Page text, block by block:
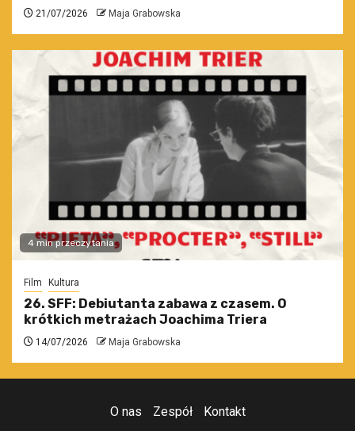
21/07/2026 Maja Grabowska
4 min przeczytania
Film Kultura
26. SFF: Debiutanta zabawa z czasem. O
krótkich metrażach Joachima Triera
14/07/2026 Maja Grabowska
O nas Zespół Kontakt